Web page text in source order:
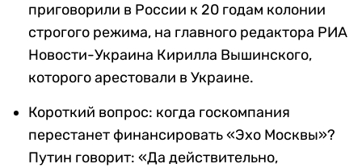
приговорили в России к 20 годам колонии
строгого режима, на главного редактора РИА
Новости-Украина Кирилла Вышинского,
которого арестовали в Украине.
Короткий вопрос: когда госкомпания
перестанет финансировать «Эхо Москвы»?
Путин говорит: «Да действительно,